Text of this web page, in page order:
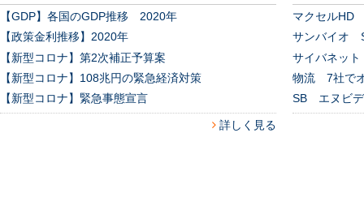
【GDP】各国のGDP推移 2020年
【政策金利推移】2020年
【新型コロナ】第2次補正予算案
【新型コロナ】108兆円の緊急経済対策
【新型コロナ】緊急事態宣言
詳しく見る
マクセルHD
サンバイオ
サイバネッ
物流 7社で
SB エヌビデ